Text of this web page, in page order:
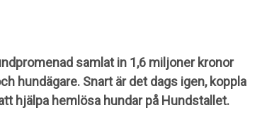
samlat in 1,6 miljoner kronor
hundägare. Snart är det dags igen, koppla
hjälpa hemlösa hundar på Hundstallet.